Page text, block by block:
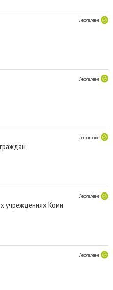
Лесопиление
Лесопиление
Лесопиление
Лесопиление
учреждениях Коми
Лесопиление